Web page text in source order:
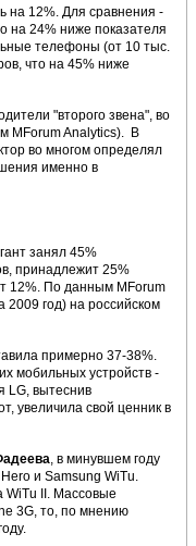
на 12%. Для сравнения -
на 24% ниже показателя
телефоны (от 10 тыс.
что на 45% ниже
"второго звена", во
MForum Analytics). В
во многом определял
именно в
занял 45%
принадлежит 25%
12%. По данным MForum
год) на российском
примерно 37-38%.
мобильных устройств -
LG, вытеснив
увеличила свой ценник в
, в минувшем году
и Samsung WiTu.
WiTu II. Массовые
3G, то, по мнению